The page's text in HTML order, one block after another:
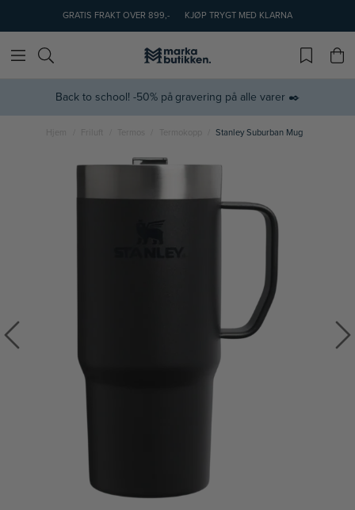
GRATIS FRAKT OVER 899,- KJØP TRYGT MED KLARNA
Back to school! -50% på gravering på alle varer ✒️
Hjem Friluft Termokopp Stanley Suburban Mug